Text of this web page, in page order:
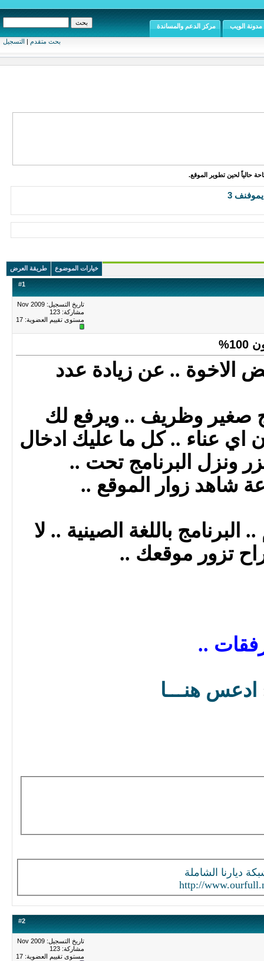
بحث متقدم | التسجيل
مدونة الويب مركز الدعم والمساندة
حالياً لحين تطوير الموقع.
3
خيارات الموضوع طريقة العرض
#1
تاريخ التسجيل: Nov 2009
مشاركة: 123
مستوى تقييم العضوية: 17
الاخوة .. عن زيادة عدد
صغير وظريف .. ويرفع لك
اي عناء .. كل ما عليك ادخال
ونزل البرنامج تحت ..
شاهد زوار الموقع ..
باللغة الصينية .. لا
تزور موقعك ..
..
ادعس هنـــا
ديارنا الشاملة
http://
#2
تاريخ التسجيل: Nov 2009
مشاركة: 123
مستوى تقييم العضوية: 17